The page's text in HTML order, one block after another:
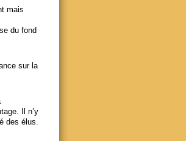
mais
du fond
sur la
Il n’y
des élus.